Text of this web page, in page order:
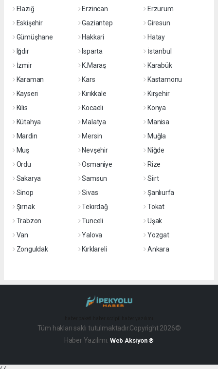
Elazığ
Erzincan
Erzurum
Eskişehir
Gaziantep
Giresun
Gümüşhane
Hakkari
Hatay
Iğdır
Isparta
İstanbul
İzmir
K.Maraş
Karabük
Karaman
Kars
Kastamonu
Kayseri
Kırıkkale
Kırşehir
Kilis
Kocaeli
Konya
Kütahya
Malatya
Manisa
Mardin
Mersin
Muğla
Muş
Nevşehir
Niğde
Ordu
Osmaniye
Rize
Sakarya
Samsun
Siirt
Sinop
Sivas
Şanlıurfa
Şırnak
Tekirdağ
Tokat
Trabzon
Tunceli
Uşak
Van
Yalova
Yozgat
Zonguldak
Kırklareli Ankara
Tüm hakları saklı tutulmaktadır.Copyright 2026©
Haber Yazılımı: Web Aksiyon ®